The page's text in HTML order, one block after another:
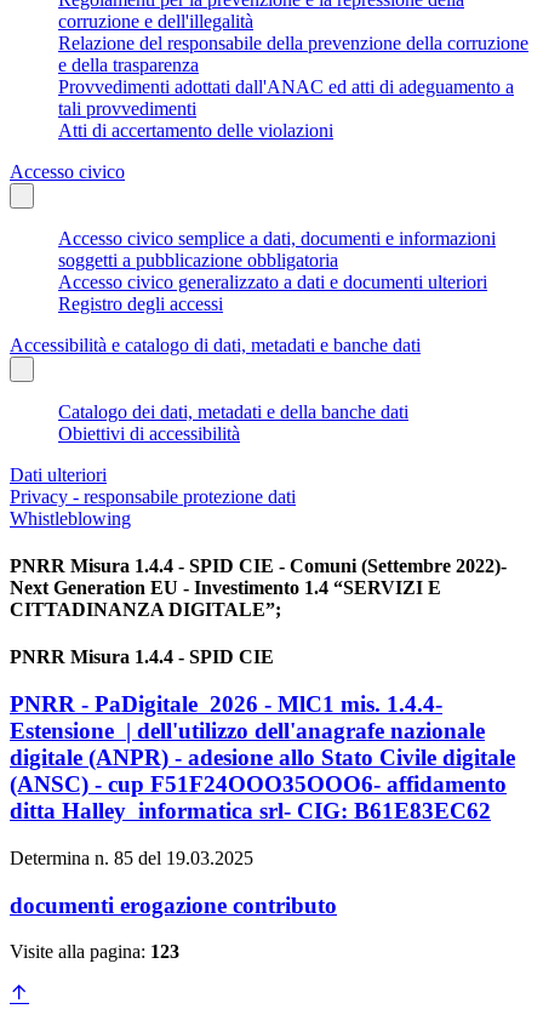
corruzione e dell'illegalità
Relazione del responsabile della prevenzione della corruzione
e della trasparenza
Provvedimenti adottati dall'ANAC ed atti di adeguamento a
tali provvedimenti
Atti di accertamento delle violazioni
Accesso civico
Accesso civico semplice a dati, documenti e informazioni
soggetti a pubblicazione obbligatoria
Accesso civico generalizzato a dati e documenti ulteriori
Registro degli accessi
Accessibilità e catalogo di dati, metadati e banche dati
Catalogo dei dati, metadati e della banche dati
Obiettivi di accessibilità
Dati ulteriori
Privacy - responsabile protezione dati
Whistleblowing
PNRR Misura 1.4.4 - SPID CIE - Comuni (Settembre 2022)-
Next Generation EU - Investimento 1.4 “SERVIZI E
CITTADINANZA DIGITALE”;
PNRR Misura 1.4.4 - SPID CIE
PNRR - PaDigitale 2026 - MlC1 mis. 1.4.4-
Estensione | dell'utilizzo dell'anagrafe nazionale
digitale (ANPR) - adesione allo Stato Civile digitale
(ANSC) - cup F51F24OOO35OOO6- affidamento
ditta Halley informatica srl- CIG: B61E83EC62
Determina n. 85 del 19.03.2025
documenti erogazione contributo
Visite alla pagina: 123